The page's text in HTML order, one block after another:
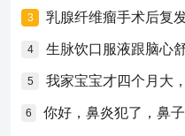
3 乳腺纤维瘤手术后复
4 生脉饮口服液跟脑心
5 我家宝宝才四个月大
6